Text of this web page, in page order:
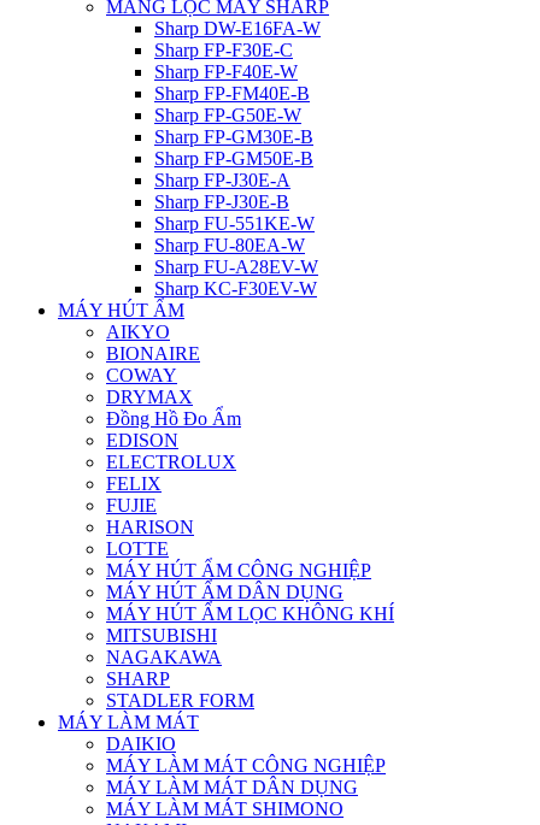
MÀNG LỌC MÁY SHARP
Sharp DW-E16FA-W
Sharp FP-F30E-C
Sharp FP-F40E-W
Sharp FP-FM40E-B
Sharp FP-G50E-W
Sharp FP-GM30E-B
Sharp FP-GM50E-B
Sharp FP-J30E-A
Sharp FP-J30E-B
Sharp FU-551KE-W
Sharp FU-80EA-W
Sharp FU-A28EV-W
Sharp KC-F30EV-W
MÁY HÚT ẨM
AIKYO
BIONAIRE
COWAY
DRYMAX
Đồng Hồ Đo Ẩm
EDISON
ELECTROLUX
FELIX
FUJIE
HARISON
LOTTE
MÁY HÚT ẨM CÔNG NGHIỆP
MÁY HÚT ẨM DÂN DỤNG
MÁY HÚT ẨM LỌC KHÔNG KHÍ
MITSUBISHI
NAGAKAWA
SHARP
STADLER FORM
MÁY LÀM MÁT
DAIKIO
MÁY LÀM MÁT CÔNG NGHIỆP
MÁY LÀM MÁT DÂN DỤNG
MÁY LÀM MÁT SHIMONO